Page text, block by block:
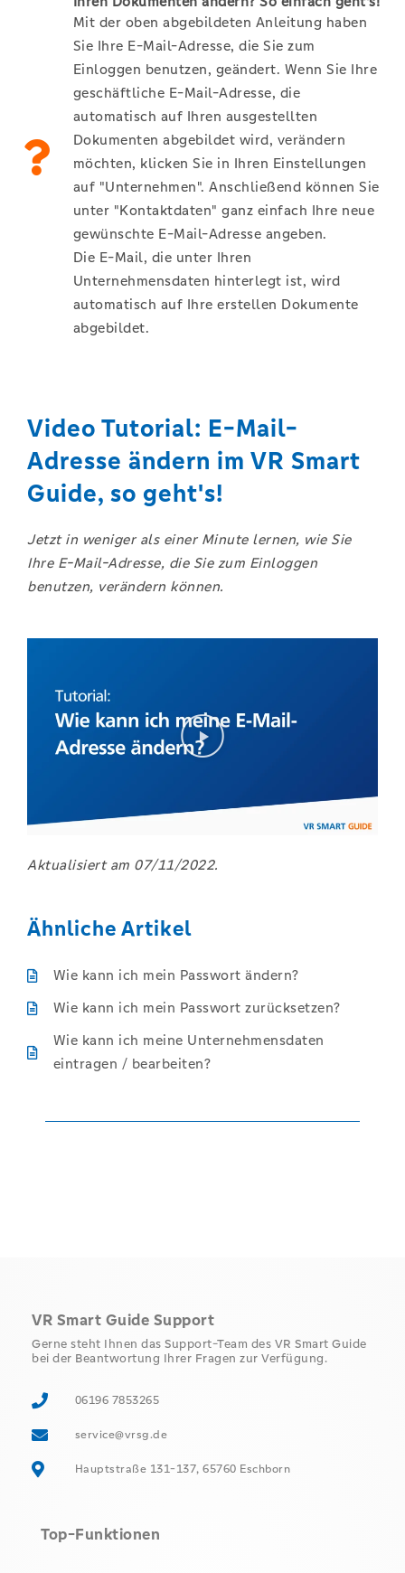
Mit der oben abgebildeten Anleitung haben
Sie Ihre E-Mail-Adresse, die Sie zum
Einloggen benutzen, geändert. Wenn Sie Ihre
geschäftliche E-Mail-Adresse, die
automatisch auf Ihren ausgestellten
Dokumenten abgebildet wird, verändern
möchten, klicken Sie in Ihren Einstellungen
auf "Unternehmen". Anschließend können Sie
unter "Kontaktdaten" ganz einfach Ihre neue
gewünschte E-Mail-Adresse angeben.
Die E-Mail, die unter Ihren
Unternehmensdaten hinterlegt ist, wird
automatisch auf Ihre erstellen Dokumente
abgebildet.
Video Tutorial: E-Mail-
Adresse ändern im VR Smart
Guide, so geht's!
Jetzt in weniger als einer Minute lernen, wie Sie
Ihre E-Mail-Adresse, die Sie zum Einloggen
benutzen, verändern können.
Aktualisiert am 07/11/2022.
Ähnliche Artikel
Wie kann ich mein Passwort ändern?
Wie kann ich mein Passwort zurücksetzen?
Wie kann ich meine Unternehmensdaten
eintragen / bearbeiten?
VR Smart Guide Support
Gerne steht Ihnen das Support-Team des VR Smart Guide
bei der Beantwortung Ihrer Fragen zur Verfügung.
06196 7853265
service@vrsg.de
Hauptstraße 131-137, 65760 Eschborn
Top-Funktionen